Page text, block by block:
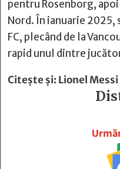
pentru Rosenborg,
Nord. În ianuarie
FC, plecând de la
rapid unul dintre
Citește și:Lionel